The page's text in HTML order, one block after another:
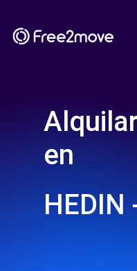
en
HEDIN